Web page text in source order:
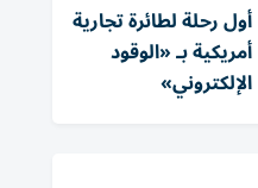
أول رحلة لطائرة تجارية
أمريكية بـ «الوقود
الإلكتروني»